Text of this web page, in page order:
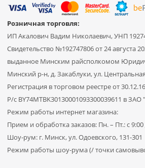
Розничная торговля:
ИП Акалович Вадим Николаевич, УНП
Свидетельство №192747806 от 24 августа
выданное Минским райсполкомом
Минский р-н, д. Закаблуки, ул.
Регистрация в торговом реестре от
Р/с BY74MTBK30130001093300039611 в
Режим работы интернет магазина:
Прием и обработка заказов: Пн. – Пт.: с 9:00
Шоу-рум: г. Минск, ул. Одоевского, 131-301
Режим работы шоу-рума (/ точки